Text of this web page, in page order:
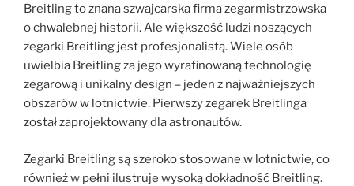
Breitling to znana szwajcarska firma zegarmistrzowska
o chwalebnej historii. Ale większość ludzi noszących
zegarki Breitling jest profesjonalistą. Wiele osób
uwielbia Breitling za jego wyrafinowaną technologię
zegarową i unikalny design – jeden z najważniejszych
obszarów w lotnictwie. Pierwszy zegarek Breitlinga
został zaprojektowany dla astronautów.
Zegarki Breitling są szeroko stosowane w lotnictwie, co
również w pełni ilustruje wysoką dokładność Breitling.